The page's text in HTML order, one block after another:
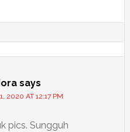
says
2020 AT 12:17 PM
pics. Sungguh